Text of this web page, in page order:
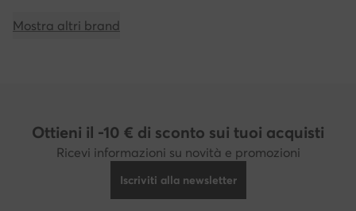
Mostra altri brand
Ottieni il -10 € di sconto sui tuoi acquisti
Ricevi informazioni su novità e promozioni
Iscriviti alla newsletter